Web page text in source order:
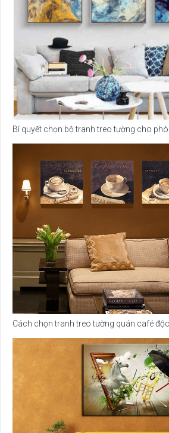
Bí quyết chọn bộ tranh treo tường cho
Cách chọn tranh treo tường quán café